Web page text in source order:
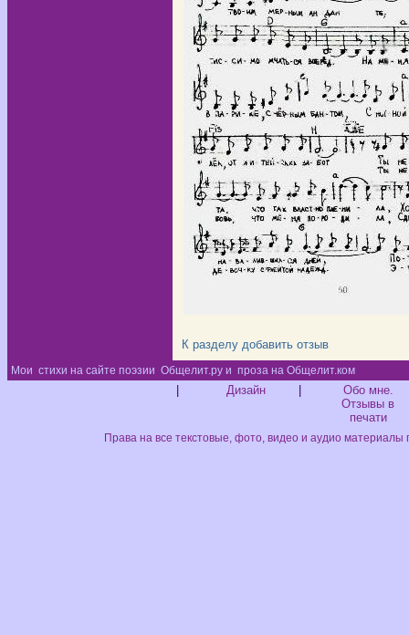
К разделу добавить отзыв
Мои стихи на сайте поэзии Общелит.ру и проза на Общелит.ком
Дизайн
Обо мне.
Отзывы в
печати
Права на все текстовые, фото, видео и аудио